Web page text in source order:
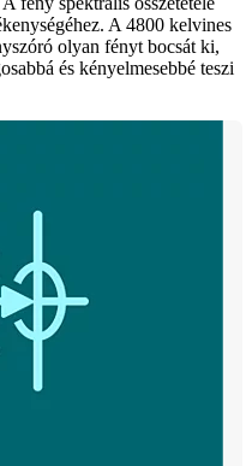
A 4800 kelvines
olyan fényt bocsát ki,
és kényelmesebbé teszi